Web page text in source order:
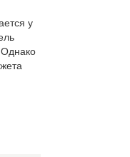
у